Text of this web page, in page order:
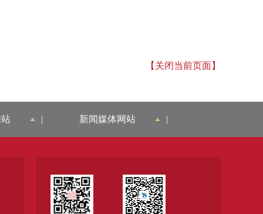
【关闭当前页面】
| 新闻媒体网站 |